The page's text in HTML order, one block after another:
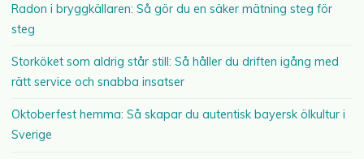
Radon i bryggkällaren: Så gör du en säker mätning steg för
steg
Storköket som aldrig står still: Så håller du driften igång med
rätt service och snabba insatser
Oktoberfest hemma: Så skapar du autentisk bayersk ölkultur i
Sverige